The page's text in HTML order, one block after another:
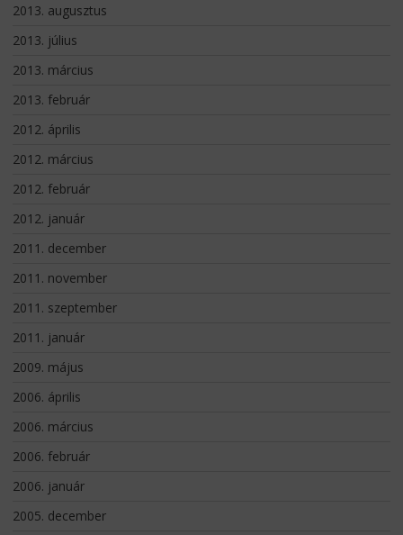
2013. augusztus
2013. július
2013. március
2013. február
2012. április
2012. március
2012. február
2012. január
2011. december
2011. november
2011. szeptember
2011. január
2009. május
2006. április
2006. március
2006. február
2006. január
2005. december